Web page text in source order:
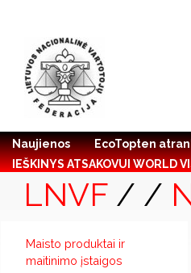
Naujienos EcoTopten
IEŠKINYS ATSAKOVUI WORLD
LNVF/ /
Maisto produktai ir
maitinimo įstaigos